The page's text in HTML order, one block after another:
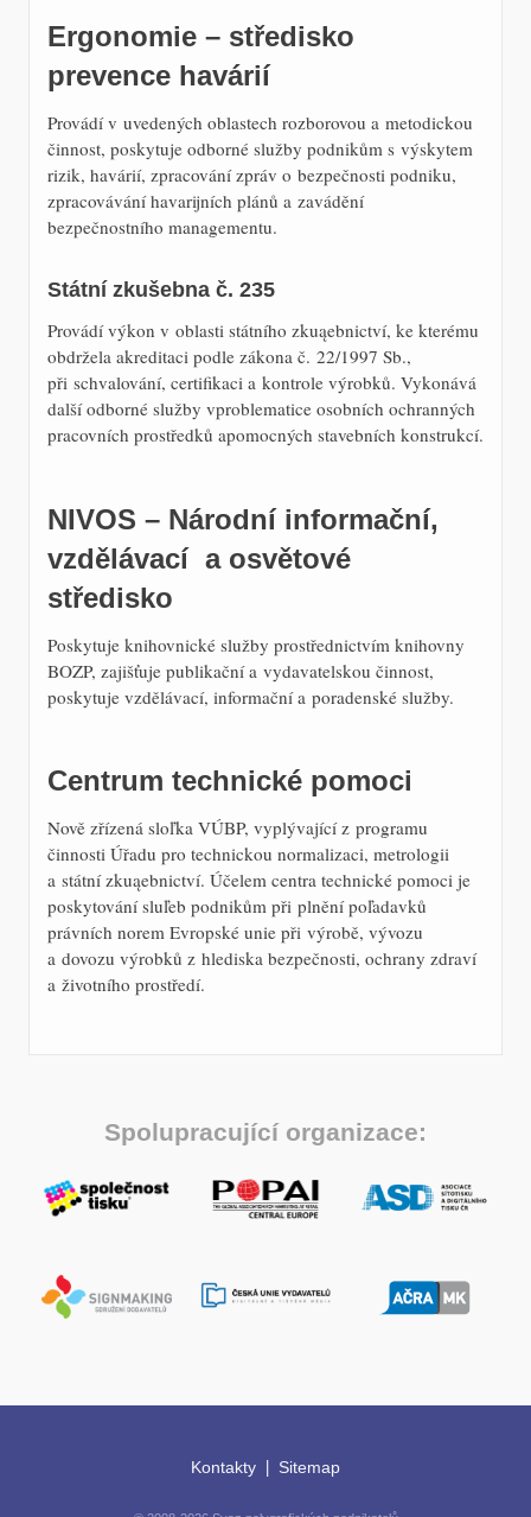
Ergonomie – středisko
prevence havárií
Provádí v uvedených oblastech rozborovou a metodickou
činnost, poskytuje odborné služby podnikům s výskytem
rizik, havárií, zpracování zpráv o bezpečnosti podniku,
zpracovávání havarijních plánů a zavádění
bezpečnostního managementu.
Státní zkušebna č. 235
Provádí výkon v oblasti státního zkuąebnictví, ke kterému
obdržela akreditaci podle zákona č. 22/1997 Sb.,
při schvalování, certifikaci a kontrole výrobků. Vykonává
další odborné služby vproblematice osobních ochranných
pracovních prostředků apomocných stavebních konstrukcí.
NIVOS – Národní informační,
vzdělávací a osvětové
středisko
Poskytuje knihovnické služby prostřednictvím knihovny
BOZP, zajišťuje publikační a vydavatelskou činnost,
poskytuje vzdělávací, informační a poradenské služby.
Centrum technické pomoci
Nově zřízená sloľka VÚBP, vyplývající z programu
činnosti Úřadu pro technickou normalizaci, metrologii
a státní zkuąebnictví. Účelem centra technické pomoci je
poskytování sluľeb podnikům při plnění poľadavků
právních norem Evropské unie při výrobě, vývozu
a dovozu výrobků z hlediska bezpečnosti, ochrany zdraví
a životního prostředí.
Spolupracující organizace:
Kontakty | Sitemap